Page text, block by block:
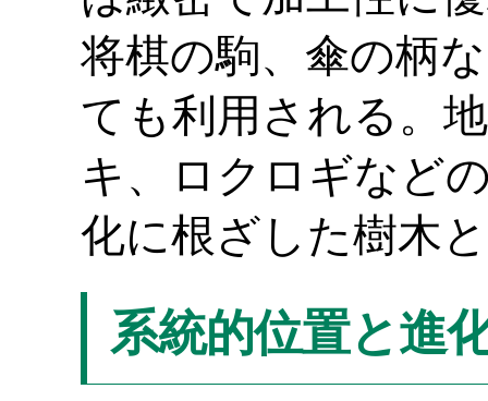
将棋の駒、傘の柄
ても利用される。
キ、ロクロギなど
化に根ざした樹木
系統的位置と進